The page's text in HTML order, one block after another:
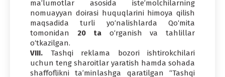
ma’lumotlar asosida iste’molchilarning
nomuayyan doirasi huquqlarini himoya qilish
maqsadida turli yo‘nalishlarda Qo‘mita
tomonidan 20 ta o‘rganish va tahlillar
o‘tkazilgan.
VIII. Tashqi reklama bozori ishtirokchilari
uchun teng sharoitlar yaratish hamda sohada
shaffoflikni ta’minlashga qaratilgan “Tashqi